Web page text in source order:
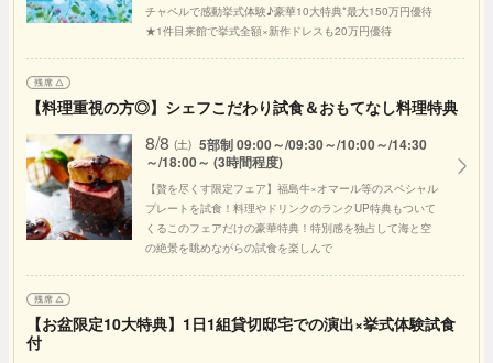
チャペルで感動挙式体験♪豪華10大特典*最大150万円優待
★1件目来館で挙式全額×新作ドレスも20万円優待
【料理重視の方◎】シェフこだわり試食＆おもてなし料理特典
8/8 (土) 5部制 09:00～/09:30～/10:00～/14:30
～/18:00～ (3時間程度)
【贅を尽くす限定フェア】福島牛×オマール等のスペシャル
プレートを試食！料理やドリンクのランクUP特典もついて
くるこのフェアだけの豪華特典！特別感を独占して海と空
の絶景を眺めながらの試食を楽しんで
【お盆限定10大特典】1日1組貸切邸宅での演出×挙式体験試食
付